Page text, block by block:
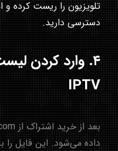
تلویزیون را ریست کرده و
دسترسی دارید.
IPTV
بعد از خرید اشتراک از